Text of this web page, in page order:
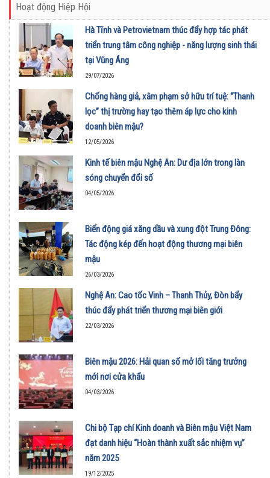
Hoạt động Hiệp Hội
Hà Tĩnh và Petrovietnam thúc đẩy hợp tác phát
triển trung tâm công nghiệp - năng lượng sinh thái
tại Vũng Áng
29/07/2026
Chống hàng giả, xâm phạm sở hữu trí tuệ: “Thanh
lọc” thị trường hay tạo thêm áp lực cho kinh
doanh biên mậu?
12/05/2026
Kinh tế biên mậu Nghệ An: Dư địa lớn trong làn
sóng chuyển đổi số
04/05/2026
Biến động giá xăng dầu và xung đột Trung Đông:
Tác động kép đến hoạt động thương mại biên
mậu
26/03/2026
Nghệ An: Cao tốc Vinh – Thanh Thủy, Đòn bẩy
thúc đẩy phát triển thương mại biên giới
22/03/2026
Biên mậu 2026: Hải quan số mở lối tăng trưởng
mới nơi cửa khẩu
04/03/2026
Chi bộ Tạp chí Kinh doanh và Biên mậu Việt Nam
đạt danh hiệu “Hoàn thành xuất sắc nhiệm vụ”
năm 2025
19/12/2025